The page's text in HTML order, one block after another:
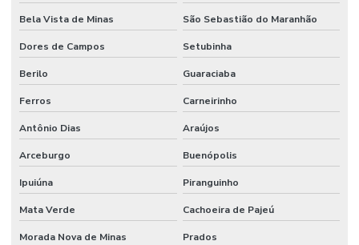
Bela Vista de Minas São Sebastião do Maranhão
Dores de Campos Setubinha
Berilo Guaraciaba
Ferros Carneirinho
Antônio Dias Araújos
Arceburgo Buenópolis
Ipuiúna Piranguinho
Mata Verde Cachoeira de Pajeú
Morada Nova de Minas Prados